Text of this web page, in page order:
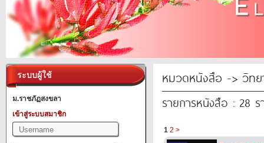
ระบบผู้ใช้
ม.ราชภัฏสงขลา
เข้าสู่ระบบสมาชิก
หมวดหนังสือ -> วิทย
รายการหนังสือ : 28 ร
1 2 >